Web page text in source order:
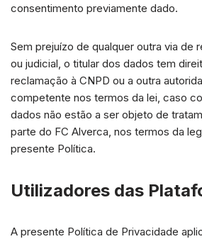
consentimento previamente dado.
Sem prejuízo de qualquer outra via de
ou judicial, o titular dos dados tem
reclamação à CNPD ou a outra
competente nos termos da lei, caso
dados não estão a ser objeto de
parte do FC Alverca, nos termos da
presente Política.
Utilizadores das
A presente Política de Privacidade